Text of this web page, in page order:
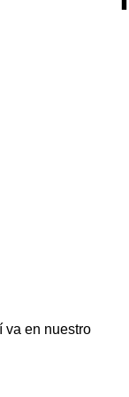
va en nuestro